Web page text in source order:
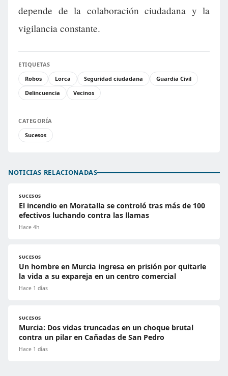
depende de la colaboración ciudadana y la
vigilancia constante.
ETIQUETAS
Robos
Lorca Seguridad ciudadana
Guardia Civil
Delincuencia
Vecinos
CATEGORÍA
Sucesos
NOTICIAS RELACIONADAS
SUCESOS
El incendio en Moratalla se controló tras más de 100
efectivos luchando contra las llamas
Hace 4h
SUCESOS
Un hombre en Murcia ingresa en prisión por quitarle
la vida a su expareja en un centro comercial
Hace 1 días
SUCESOS
Murcia: Dos vidas truncadas en un choque brutal
contra un pilar en Cañadas de San Pedro
Hace 1 días